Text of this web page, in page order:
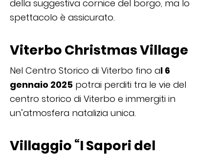
della suggestiva cornice del borgo, ma lo
spettacolo è assicurato.
Viterbo Christmas Village
Nel Centro Storico di Viterbo fino al 6
gennaio 2025 potrai perditi tra le vie del
centro storico di Viterbo e immergiti in
un’atmosfera natalizia unica.
Villaggio “I Sapori del